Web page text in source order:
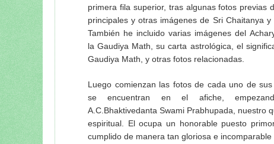
primera fila superior, tras algunas fotos previas
principales y otras imágenes de Sri Chaitanya y
También he incluido varias imágenes del
la Gaudiya Math, su carta astrológica, el
Gaudiya Math, y otras fotos relacionadas.
Luego comienzan las fotos de cada uno de
se encuentran en el afiche,
A.C.Bhaktivedanta Swami Prabhupada, nuestro
espiritual. El ocupa un honorable puesto
cumplido de manera tan gloriosa e